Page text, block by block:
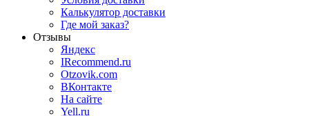
Калькулятор доставки
Где мой заказ?
Отзывы
Яндекс
IRecommend.ru
Otzovik.com
ВКонтакте
На сайте
Yell.ru